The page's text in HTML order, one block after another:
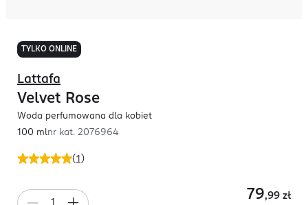
TYLKO ONLINE
(1 )
Lattafa
Velvet Rose
Woda perfumowana dla kobiet
100 mlnr kat. 2076964
79,99 zł